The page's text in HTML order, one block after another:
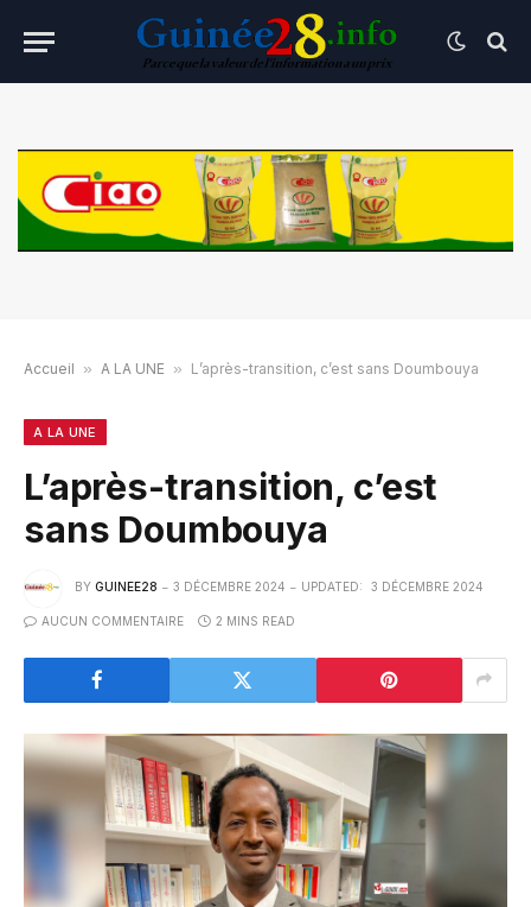
Accueil » A LA UNE » L’après-transition, c’est sans Doumbouya
A LA UNE
L’après-transition, c’est
sans Doumbouya
BY GUINEE28 3 DÉCEMBRE 2024 UPDATED: 3 DÉCEMBRE 2024
AUCUN COMMENTAIRE 2 MINS READ